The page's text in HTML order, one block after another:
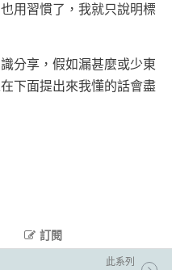
用習慣了，我就只說明標
分享，假如漏甚麼或少東
下面提出來我懂的話會盡
訂閱
此系列